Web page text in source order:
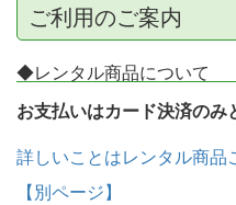
ご利用のご案内
◆レンタル商品について
お支払いはカード決済のみ
詳しいことはレンタル商
【別ページ】